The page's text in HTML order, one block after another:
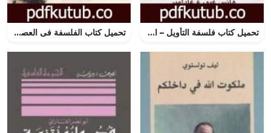
تحميل كتاب فلسفة التأويل – الأصول، المباديء، الأهداف PDF تأليف هانز جورج غادامير مجانا [كامل] تحميل كتاب الفلسفة فى العصر المأساوى الإغريقى PDF تأليف فريدريك نيتشه مجانا [كامل]